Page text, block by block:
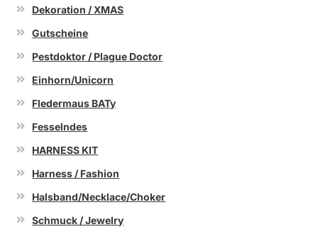
Dekoration / XMAS
Gutscheine
Pestdoktor / Plague Doctor
Einhorn/Unicorn
Fledermaus BATy
Fesselndes
HARNESS KIT
Harness / Fashion
Halsband/Necklace/Choker
Schmuck / Jewelry